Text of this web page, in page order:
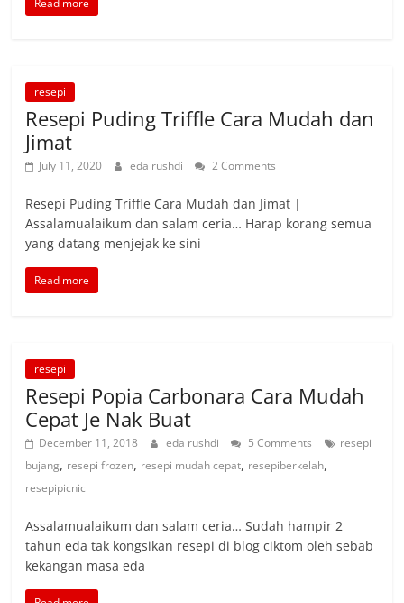
Read more
resepi
Resepi Puding Triffle Cara Mudah dan
Jimat
July 11, 2020 eda rushdi 2 Comments
Resepi Puding Triffle Cara Mudah dan Jimat |
Assalamualaikum dan salam ceria… Harap korang semua
yang datang menjejak ke sini
Read more
resepi
Resepi Popia Carbonara Cara Mudah
Cepat Je Nak Buat
December 11, 2018 eda rushdi 5 Comments
resepi
bujang, resepi frozen, resepi mudah cepat, resepiberkelah,
resepipicnic
Assalamualaikum dan salam ceria… Sudah hampir 2
tahun eda tak kongsikan resepi di blog ciktom oleh sebab
kekangan masa eda